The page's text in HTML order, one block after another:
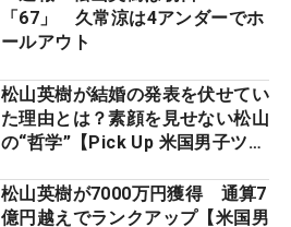
「67」 久常涼は4アンダーでホ
ールアウト
松山英樹が結婚の発表を伏せてい
た理由とは？素顔を見せない松山
の“哲学”【Pick Up 米国男子ツア
松山英樹が7000万円獲得 通算7
億円越えでランクアップ【米国男